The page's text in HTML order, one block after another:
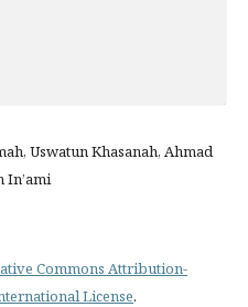
Uswatun Khasanah, Ahmad
In’ami
Commons Attribution-
License.